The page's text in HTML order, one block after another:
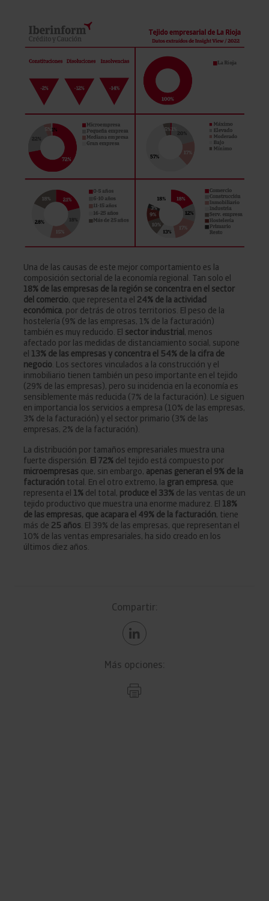
Una de las causas de este mejor comportamiento es la
composición sectorial de la economía regional. Tan solo el
18% de las empresas de la región se concentra en el sector
del comercio, que representa el 24% de la actividad
económica, por detrás de otros territorios. El peso de la
hostelería (9% de las empresas, 1% de la facturación)
también es muy reducido. El sector industrial , menos
afectado por las medidas de distanciamiento social, supone
el 13% de las empresas y concentra el 54% de la cifra de
negocio. Los sectores vinculados a la construcción y el
inmobiliario tienen también un peso importante en el tejido
(29% de las empresas), pero su incidencia en la economía es
sensiblemente más reducida (7% de la facturación). Le siguen
en importancia los servicios a empresa (10% de las empresas,
3% de la facturación) y el sector primario (3% de las
empresas, 2% de la facturación).
La distribución por tamaños empresariales muestra una
fuerte dispersión. El 72% del tejido está compuesto por
microempresas que, sin embargo, apenas generan el 9% de la
facturación total. En el otro extremo, la gran empresa, que
representa el 1% del total, produce el 33% de las ventas de un
tejido productivo que muestra una enorme madurez. El 18%
de las empresas, que acapara el 49% de la facturación, tiene
más de 25 años. El 39% de las empresas, que representan el
10% de las ventas empresariales, ha sido creado en los
últimos diez años.
Compartir:
Más opciones: